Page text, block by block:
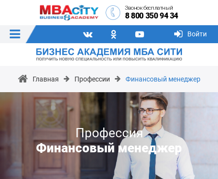
Звонок бесплатный
8 800 350 94 34
Войти
Главная Профессии Финансовый менеджер
Профессия
Финансовый менеджер